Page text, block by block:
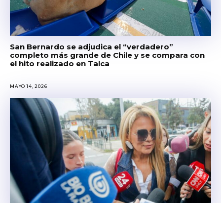
San Bernardo se adjudica el “verdadero”
completo más grande de Chile y se compara con
el hito realizado en Talca
MAYO 14, 2026